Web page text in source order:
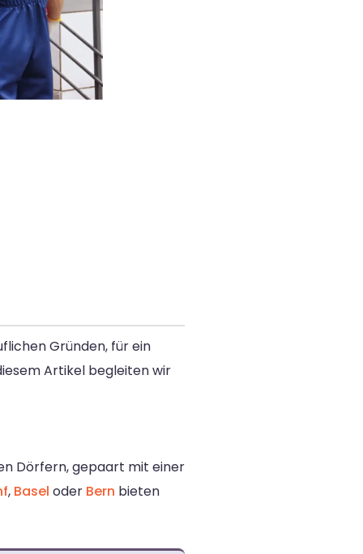
Gründen, für ein
Artikel begleiten wir
Dörfern, gepaart mit einer
, Basel oder Bern bieten